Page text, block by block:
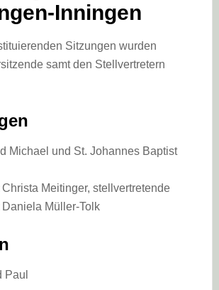
Inningen
Sitzungen wurden
samt den Stellvertretern
Michael und St. Johannes Baptist
Meitinger, stellvertretende
Müller-Tolk
Paul